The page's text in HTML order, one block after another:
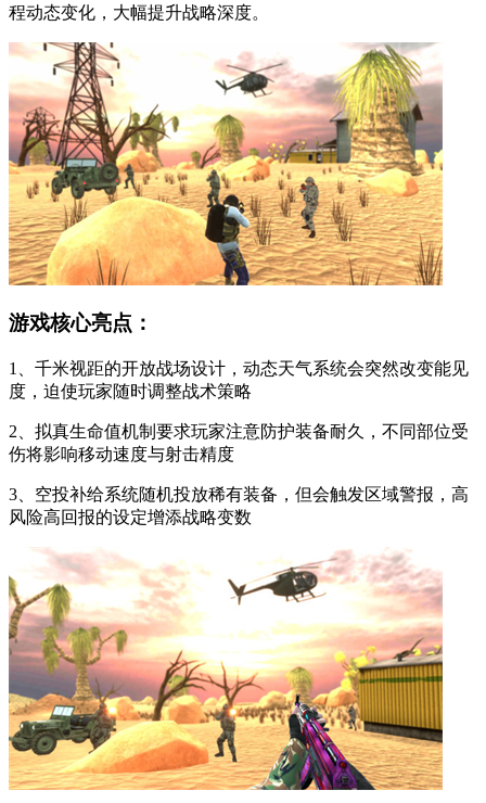
程动态变化，大幅提升战略深度。
游戏核心亮点：
1、千米视距的开放战场设计，动态天气系统会突然改变能见
度，迫使玩家随时调整战术策略
2、拟真生命值机制要求玩家注意防护装备耐久，不同部位受
伤将影响移动速度与射击精度
3、空投补给系统随机投放稀有装备，但会触发区域警报，高
风险高回报的设定增添战略变数